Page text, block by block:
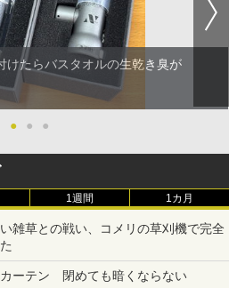
けたらバスタオルの生乾き臭が
● ● ●
1週間 1カ月
雑草との戦い、コメリの草刈機で完全
ーテン 閉めても暗くならない